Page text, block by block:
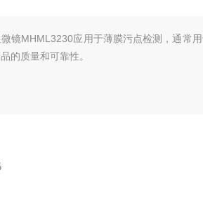
镜MHML3230应用于薄膜污点检测，通常
的质量和可靠性。